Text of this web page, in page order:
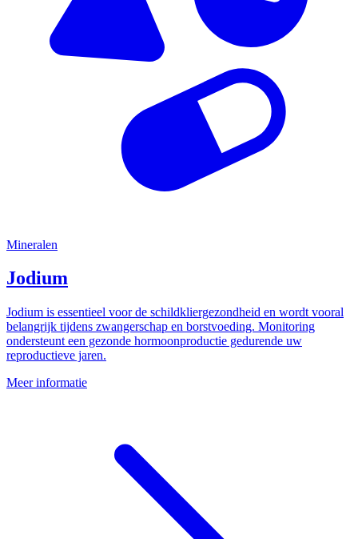
Mineralen
Jodium
Jodium is essentieel voor de schildkliergezondheid en wordt vooral
belangrijk tijdens zwangerschap en borstvoeding. Monitoring
ondersteunt een gezonde hormoonproductie gedurende uw
reproductieve jaren.
Meer informatie